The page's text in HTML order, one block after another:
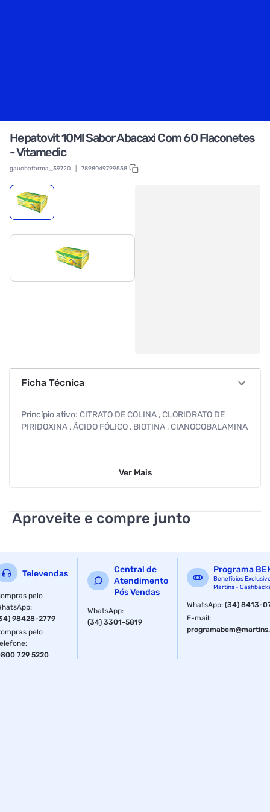
Hepatovit 10Ml Sabor Abacaxi Com 60 Flaconetes
- Vitamedic
gauchafarma_39720 7898049799558
Ficha Técnica
Princípio ativo: CITRATO DE COLINA , CLORIDRATO DE
PIRIDOXINA , ÁCIDO FÓLICO , BIOTINA , CIANOCOBALAMINA
Ver Mais
Aproveite e compre junto
Televendas
pelo
:
98428-2779
pelo
:
729 5220
Central de
Atendimento
Pós Vendas
WhatsApp:
(34) 3301-5819
Programa
Benefícios
Martins -
WhatsApp:(34) 8413-
E-mail: